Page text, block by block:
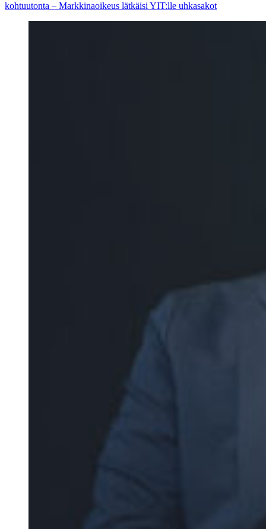
kohtuutonta – Markkinaoikeus lätkäisi YIT:lle uhkasakot